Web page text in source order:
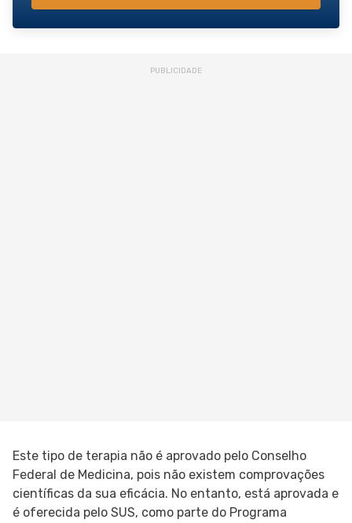
Este tipo de terapia não é aprovado pelo Conselho
Federal de Medicina, pois não existem comprovações
científicas da sua eficácia. No entanto, está aprovada e
é oferecida pelo SUS, como parte do Programa